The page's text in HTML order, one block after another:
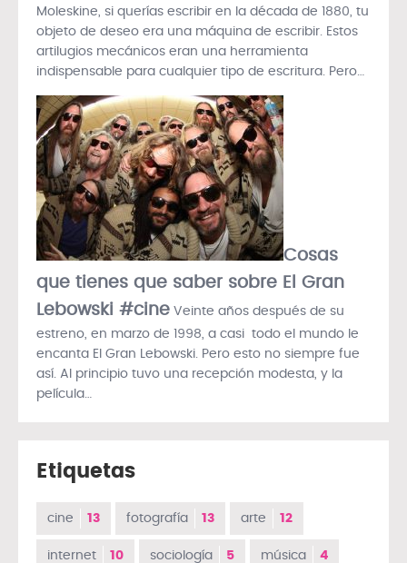
Moleskine, si querías escribir en la década de 1880, tu
objeto de deseo era una máquina de escribir. Estos
artilugios mecánicos eran una herramienta
indispensable para cualquier tipo de escritura. Pero…
Cosas
que tienes que saber sobre El Gran
Lebowski #cine Veinte años después de su
estreno, en marzo de 1998, a casi todo el mundo le
encanta El Gran Lebowski. Pero esto no siempre fue
así. Al principio tuvo una recepción modesta, y la
película…
Etiquetas
cine 13 fotografía 13 arte 12
internet 10 sociología 5 música 4